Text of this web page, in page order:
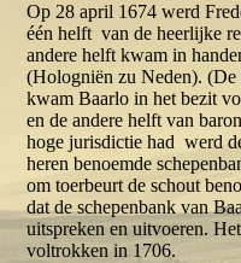
Op 28 april 1674 werd
één helft van de heerlijke
andere helft kwam in
(Hologniën zu Neden).
kwam Baarlo in het bezit
en de andere helft van
hoge jurisdictie had werd
heren benoemde
om toerbeurt de schout
dat de schepenbank van
uitspreken en uitvoeren.
voltrokken in 1706.